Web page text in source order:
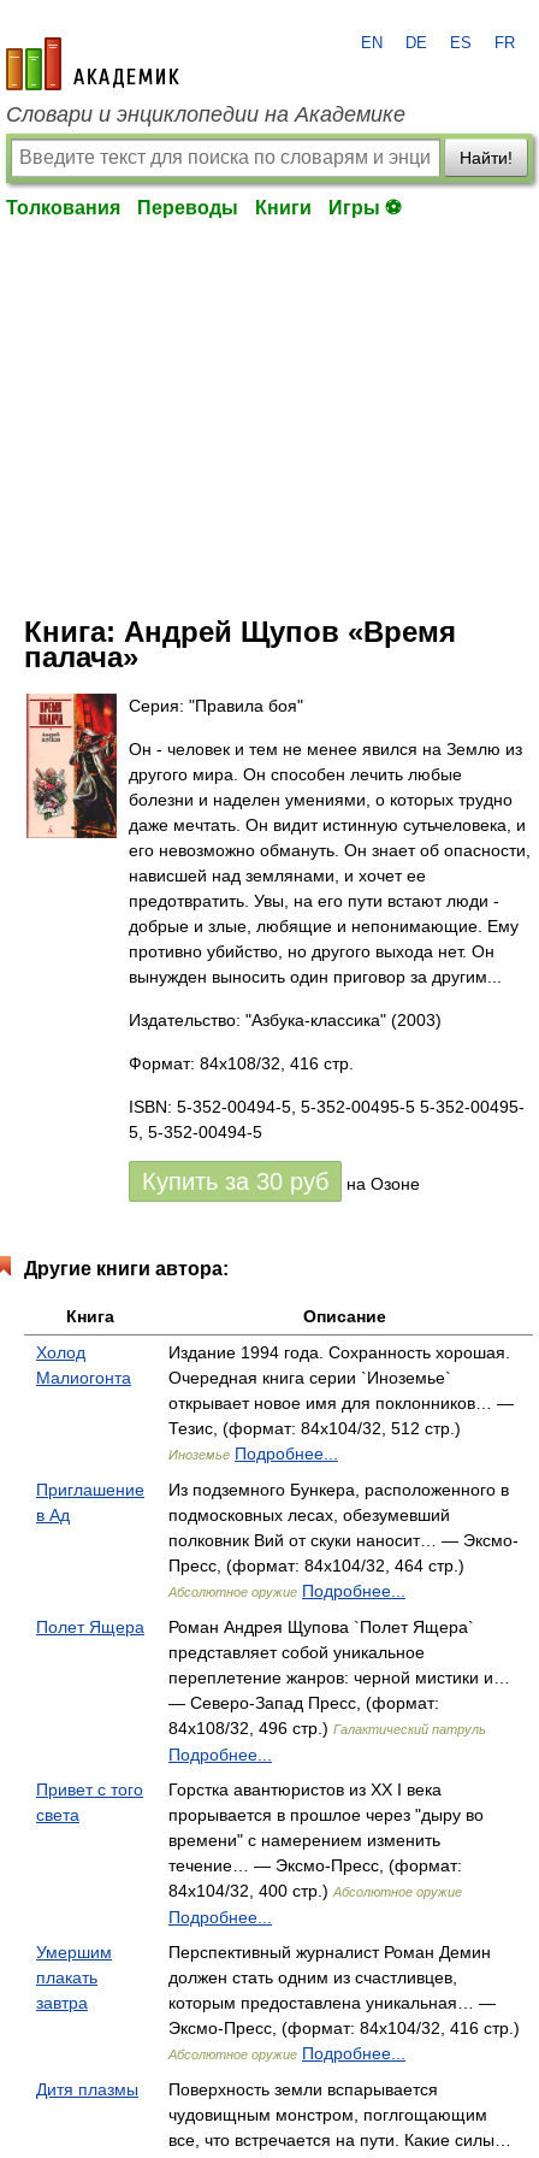
academic.ru
EN DE ES FR
Словари и энциклопедии на Академике
Найти!
Толкования Переводы Книги Игры ⚽
Книга: Андрей Щупов «Время
палача»
Серия: "Правила боя"
Он - человек и тем не менее явился на Землю из
другого мира. Он способен лечить любые
болезни и наделен умениями, о которых трудно
даже мечтать. Он видит истинную сутьчеловека, и
его невозможно обмануть. Он знает об опасности,
нависшей над землянами, и хочет ее
предотвратить. Увы, на его пути встают люди -
добрые и злые, любящие и непонимающие. Ему
противно убийство, но другого выхода нет. Он
вынужден выносить один приговор за другим...
Издательство: "Азбука-классика" (2003)
Формат: 84x108/32, 416 стр.
ISBN: 5-352-00494-5, 5-352-00495-5 5-352-00495-
5, 5-352-00494-5
Купить за 30 руб на Озоне
Другие книги автора:
Книга
Описание
Холод
Малиогонта
Издание 1994 года. Сохранность хорошая.
Очередная книга серии `Иноземье`
открывает новое имя для поклонников… —
Тезис, (формат: 84x104/32, 512 стр.)
Иноземье Подробнее...
Приглашение
в Ад
Из подземного Бункера, расположенного в
подмосковных лесах, обезумевший
полковник Вий от скуки наносит… — Эксмо-
Пресс, (формат: 84x104/32, 464 стр.)
Абсолютное оружие Подробнее...
Полет Ящера
Роман Андрея Щупова `Полет Ящера`
представляет собой уникальное
переплетение жанров: черной мистики и…
— Северо-Запад Пресс, (формат:
84x108/32, 496 стр.) Галактический патруль
Подробнее...
Привет с того
света
Горстка авантюристов из ХХ I века
прорывается в прошлое через "дыру во
времени" с намерением изменить
течение… — Эксмо-Пресс, (формат:
84x104/32, 400 стр.) Абсолютное оружие
Подробнее...
Умершим
плакать
завтра
Перспективный журналист Роман Демин
должен стать одним из счастливцев,
которым предоставлена уникальная… —
Эксмо-Пресс, (формат: 84x104/32, 416 стр.)
Абсолютное оружие Подробнее...
Дитя плазмы
Поверхность земли вспарывается
чудовищным монстром, поглгощающим
все, что встречается на пути. Какие силы…